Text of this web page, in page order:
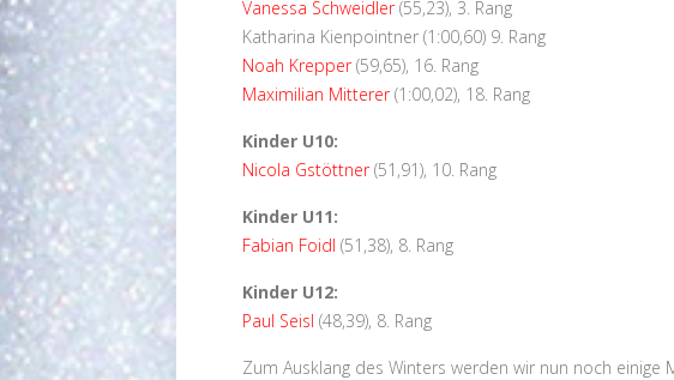
Vanessa Schweidler(55,23), 3. Rang
Katharina Kienpointner (1:00,60) 9. Rang
Noah Krepper(59,65), 16. Rang
Maximilian Mitterer(1:00,02), 18. Rang
Kinder U10:
Nicola Gstöttner(51,91), 10. Rang
Kinder U11:
Fabian Foidl (51,38), 8. Rang
Kinder U12:
Paul Seisl (48,39), 8. Rang
Zum Ausklang des Winters werden wir nun noch